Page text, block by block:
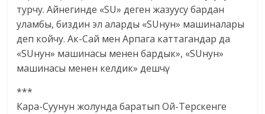
турчу. Айнегинде «SU» деген жазуусу бардан
уламбы, биздин эл аларды «SUнун» машиналары
деп койчу. Ак-Сай мен Арпага каттагандар да
«SUнун» машинасы менен бардык», «SUнун»
машинасы менен келдик» дешчү.
***
Кара-Суунун жолунда баратып Ой-Терскенге